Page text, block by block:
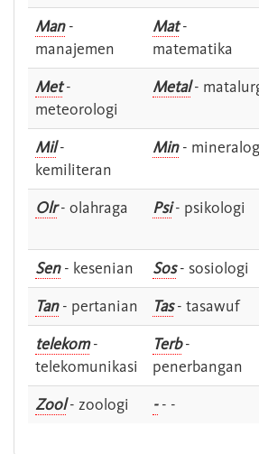
Man-
manajemen
Mat-
matematika
Met-
meteorologi
Metal-
Mil-
kemiliteran
Min-
Olr- olahraga Psi- psikologi
Sen- kesenian Sos- sosiologi
Tan- pertanian Tas- tasawuf
telekom-
telekomunikasi
Terb-
penerbangan
Zool- zoologi -- -